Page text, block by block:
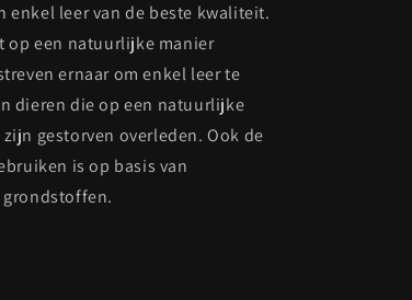
enkel leer van de beste kwaliteit.
op een natuurlijke manier
ernaar om enkel leer te
dieren die op een natuurlijke
gestorven overleden. Ook de
is op basis van